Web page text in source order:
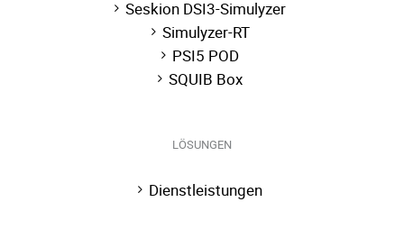
Seskion DSI3-Simulyzer
Simulyzer-RT
PSI5 POD
SQUIB Box
LÖSUNGEN
Dienstleistungen